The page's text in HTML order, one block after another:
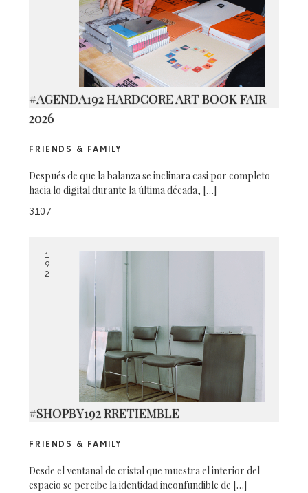
#AGENDA192 HARDCORE ART BOOK FAIR
2026
FRIENDS & FAMILY
Después de que la balanza se inclinara casi por completo
hacia lo digital durante la última década, […]
3107
1
9
2
#SHOPBY192 RRETIEMBLE
FRIENDS & FAMILY
Desde el ventanal de cristal que muestra el interior del
espacio se percibe la identidad inconfundible de […]